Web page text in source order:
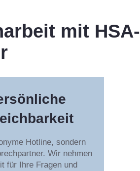
mit HSA-
Hotline, sondern
Wir nehmen
für Ihre Fragen und